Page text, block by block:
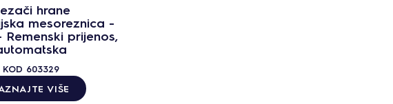
hrane
mesoreznica -
Remenski prijenos,
KOD 603329
VIŠE